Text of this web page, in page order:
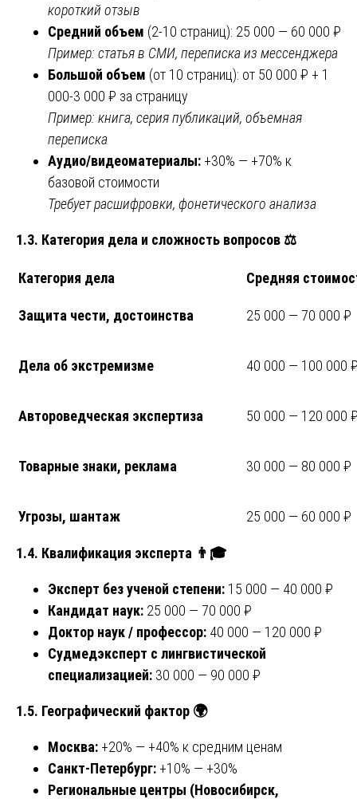
короткий отзыв
Средний объем (2-10 страниц): 25 000 — 60 000 ₽
Пример: статья в СМИ, переписка из мессенджера
Большой объем (от 10 страниц): от 50 000 ₽ + 1
000-3 000 ₽ за страницу
Пример: книга, серия публикаций, объемная
переписка
Аудио/видеоматериалы: +30% — +70% к
базовой стоимости
Требует расшифровки, фонетического анализа
1.3. Категория дела и сложность вопросов ⚖️
Категория дела Средняя
Защита чести, достоинства 25 000 — 70 000 ₽
Дела об экстремизме 40 000 — 100 000
Автороведческая экспертиза 50 000 — 120 000
Товарные знаки, реклама 30 000 — 80 000 ₽
Угрозы, шантаж 25 000 — 60 000 ₽
1.4. Квалификация эксперта 👨🎓
Эксперт без ученой степени: 15 000 — 40 000 ₽
Кандидат наук: 25 000 — 70 000 ₽
Доктор наук / профессор: 40 000 — 120 000 ₽
Судмедэксперт с лингвистической
специализацией: 30 000 — 90 000 ₽
1.5. Географический фактор 🌍
Москва: +20% — +40% к средним ценам
Санкт-Петербург: +10% — +30%
Региональные центры (Новосибирск,